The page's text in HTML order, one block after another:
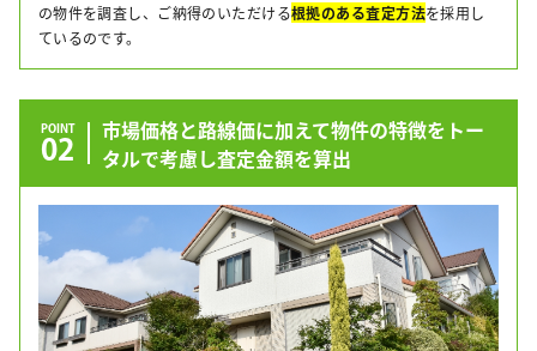
の物件を調査し、ご納得のいただける根拠のある査定方法を採用し
ているのです。
POINT
02
市場価格と路線価に加えて物件の特徴をトー
タルで考慮し査定金額を算出